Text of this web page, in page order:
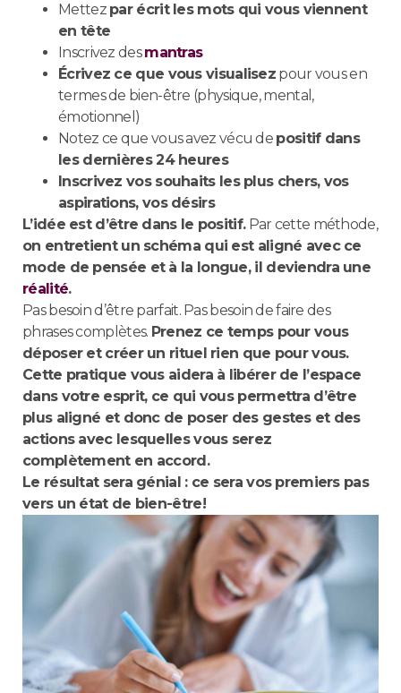
Mettez par écrit les mots qui vous viennent
en tête
Inscrivez desmantras
Écrivez ce que vous visualisez pour vous en
termes de bien-être (physique, mental,
émotionnel)
Notez ce que vous avez vécu de positif dans
les dernières 24 heures
Inscrivez vos souhaits les plus chers, vos
aspirations, vos désirs
L’idée est d’être dans le positif.Par cette méthode,
on entretient un schéma qui est aligné avec ce
mode de pensée et à la longue, il deviendra une
réalité.
Pas besoin d’être parfait. Pas besoin de faire des
phrases complètes. Prenez ce temps pour vous
déposer et créer un rituel rien que pour vous.
Cette pratique vous aidera à libérer de l’espace
dans votre esprit, ce qui vous permettra d’être
plus aligné et donc de poser des gestes et des
actions avec lesquelles vous serez
complètement en accord.
Le résultat sera génial : ce sera vos premiers pas
vers un état de bien-être!